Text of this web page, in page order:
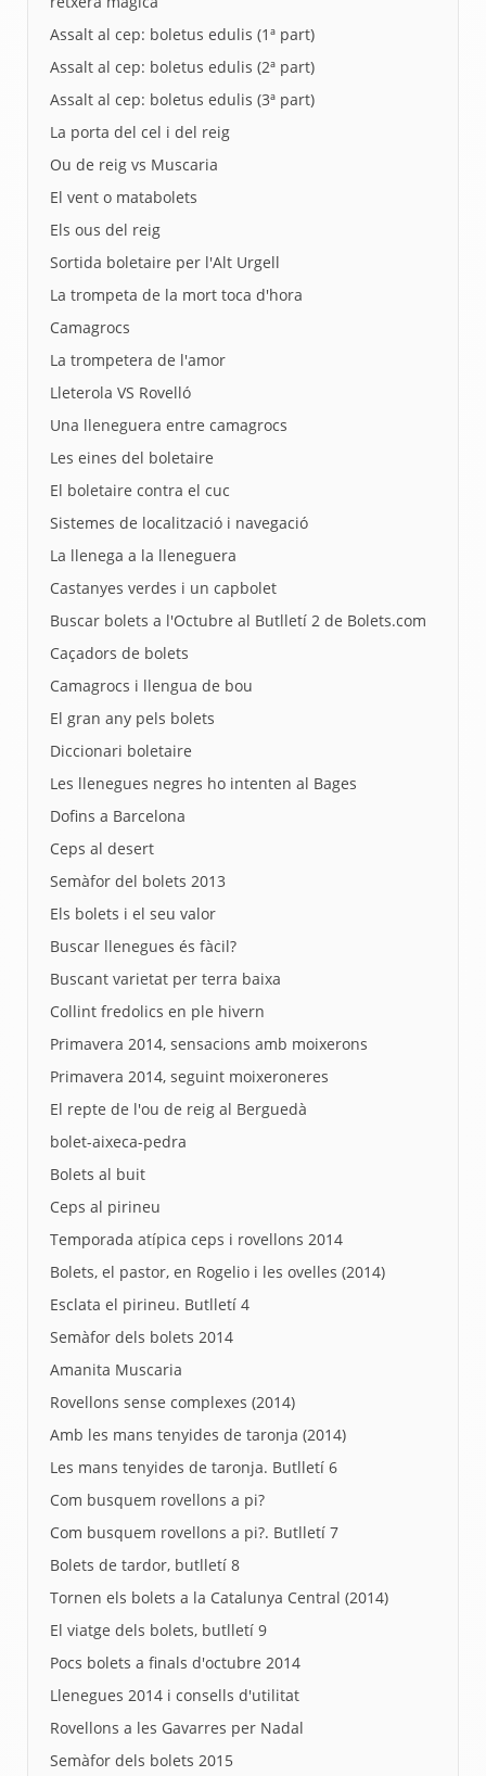
Assalt al cep: boletus edulis (1ª part)
Assalt al cep: boletus edulis (2ª part)
Assalt al cep: boletus edulis (3ª part)
La porta del cel i del reig
Ou de reig vs Muscaria
El vent o matabolets
Els ous del reig
Sortida boletaire per l'Alt Urgell
La trompeta de la mort toca d'hora
Camagrocs
La trompetera de l'amor
Lleterola VS Rovelló
Una lleneguera entre camagrocs
Les eines del boletaire
El boletaire contra el cuc
Sistemes de localització i navegació
La llenega a la lleneguera
Castanyes verdes i un capbolet
Buscar bolets a l'Octubre al Butlletí 2 de Bolets.com
Caçadors de bolets
Camagrocs i llengua de bou
El gran any pels bolets
Diccionari boletaire
Les llenegues negres ho intenten al Bages
Dofins a Barcelona
Ceps al desert
Semàfor del bolets 2013
Els bolets i el seu valor
Buscar llenegues és fàcil?
Buscant varietat per terra baixa
Collint fredolics en ple hivern
Primavera 2014, sensacions amb moixerons
Primavera 2014, seguint moixeroneres
El repte de l'ou de reig al Berguedà
bolet-aixeca-pedra
Bolets al buit
Ceps al pirineu
Temporada atípica ceps i rovellons 2014
Bolets, el pastor, en Rogelio i les ovelles (2014)
Esclata el pirineu. Butlletí 4
Semàfor dels bolets 2014
Amanita Muscaria
Rovellons sense complexes (2014)
Amb les mans tenyides de taronja (2014)
Les mans tenyides de taronja. Butlletí 6
Com busquem rovellons a pi?
Com busquem rovellons a pi?. Butlletí 7
Bolets de tardor, butlletí 8
Tornen els bolets a la Catalunya Central (2014)
El viatge dels bolets, butlletí 9
Pocs bolets a finals d'octubre 2014
Llenegues 2014 i consells d'utilitat
Rovellons a les Gavarres per Nadal
Semàfor dels bolets 2015